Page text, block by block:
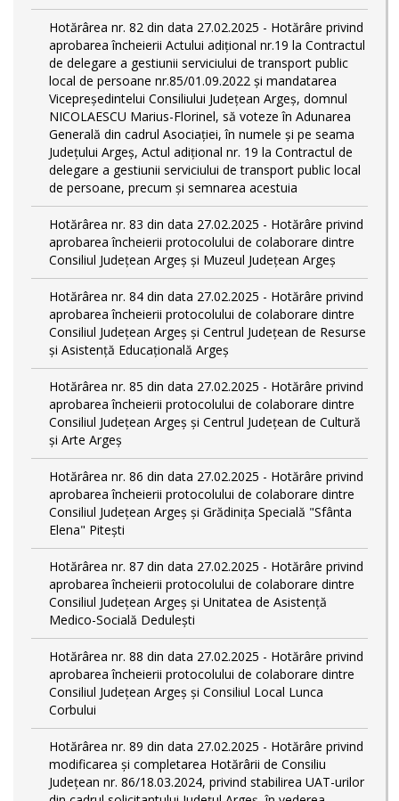
Hotărârea nr. 82 din data 27.02.2025 - Hotărâre privind
aprobarea încheierii Actului adițional nr.19 la Contractul
de delegare a gestiunii serviciului de transport public
local de persoane nr.85/01.09.2022 și mandatarea
Vicepreședintelui Consiliului Județean Argeș, domnul
NICOLAESCU Marius-Florinel, să voteze în Adunarea
Generală din cadrul Asociației, în numele și pe seama
Județului Argeș, Actul adițional nr. 19 la Contractul de
delegare a gestiunii serviciului de transport public local
de persoane, precum și semnarea acestuia
Hotărârea nr. 83 din data 27.02.2025 - Hotărâre privind
aprobarea încheierii protocolului de colaborare dintre
Consiliul Județean Argeș și Muzeul Județean Argeș
Hotărârea nr. 84 din data 27.02.2025 - Hotărâre privind
aprobarea încheierii protocolului de colaborare dintre
Consiliul Județean Argeș și Centrul Județean de Resurse
și Asistență Educațională Argeș
Hotărârea nr. 85 din data 27.02.2025 - Hotărâre privind
aprobarea încheierii protocolului de colaborare dintre
Consiliul Județean Argeș și Centrul Județean de Cultură
și Arte Argeș
Hotărârea nr. 86 din data 27.02.2025 - Hotărâre privind
aprobarea încheierii protocolului de colaborare dintre
Consiliul Județean Argeș și Grădinița Specială "Sfânta
Elena" Pitești
Hotărârea nr. 87 din data 27.02.2025 - Hotărâre privind
aprobarea încheierii protocolului de colaborare dintre
Consiliul Județean Argeș și Unitatea de Asistență
Medico-Socială Dedulești
Hotărârea nr. 88 din data 27.02.2025 - Hotărâre privind
aprobarea încheierii protocolului de colaborare dintre
Consiliul Județean Argeș și Consiliul Local Lunca
Corbului
Hotărârea nr. 89 din data 27.02.2025 - Hotărâre privind
modificarea și completarea Hotărârii de Consiliu
Județean nr. 86/18.03.2024, privind stabilirea UAT-urilor